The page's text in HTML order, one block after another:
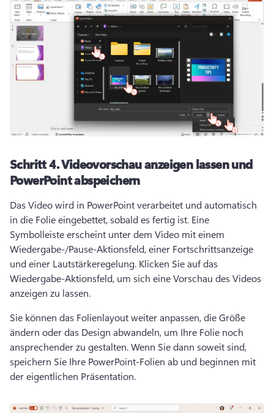
Schritt 4.Videovorschau anzeigen lassen und
PowerPoint abspeichern
Das Video wird in PowerPoint verarbeitet und automatisch
in die Folie eingebettet, sobald es fertig ist. Eine
Symbolleiste erscheint unter dem Video mit einem
Wiedergabe-/Pause-Aktionsfeld, einer Fortschrittsanzeige
und einer Lautstärkeregelung. Klicken Sie auf das
Wiedergabe-Aktionsfeld, um sich eine Vorschau des Videos
anzeigen zu lassen.
Sie können das Folienlayout weiter anpassen, die Größe
ändern oder das Design abwandeln, um Ihre Folie noch
ansprechender zu gestalten. Wenn Sie dann soweit sind,
speichern Sie Ihre PowerPoint-Folien ab und beginnen mit
der eigentlichen Präsentation.